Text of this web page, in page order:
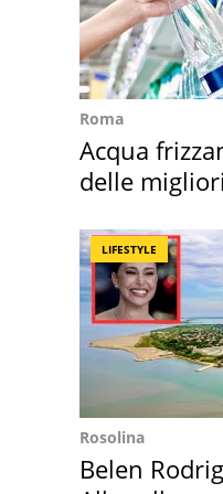
Roma
Acqua
delle
LIFESTYLE
Rosolina
Belen